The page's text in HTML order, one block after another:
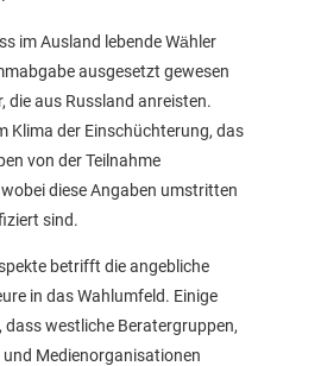
im Ausland lebende Wähler
ausgesetzt gewesen
die aus Russland anreisten.
Klima der Einschüchterung, das
von der Teilnahme
diese Angaben umstritten
sind.
betrifft die angebliche
in das Wahlumfeld. Einige
dass westliche Beratergruppen,
Medienorganisationen